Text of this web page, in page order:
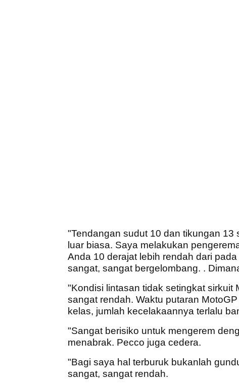
"Tendangan sudut 10 dan tikungan
luar biasa. Saya melakukan
Anda 10 derajat lebih rendah dari
sangat, sangat bergelombang. .
"Kondisi lintasan tidak setingkat sirkuit
sangat rendah. Waktu putaran
kelas, jumlah kecelakaannya terlalu
"Sangat berisiko untuk mengerem
menabrak. Pecco juga cedera.
"Bagi saya hal terburuk bukanlah
sangat, sangat rendah.